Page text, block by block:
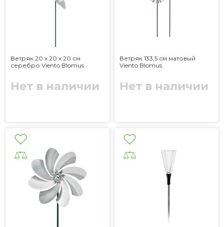
Ветряк 20 x 20 x 20 см
серебро Viento Blomus
Нет в наличии
Ветряк 133,5 см матовый
Viento Blomus
Нет в наличии